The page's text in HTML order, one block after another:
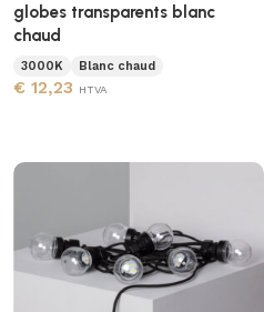
globes transparents blanc
chaud
3000K Blanc chaud
€ 12,23 HTVA